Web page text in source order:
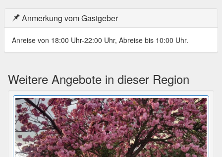
Anmerkung vom Gastgeber
Anreise von 18:00 Uhr-22:00 Uhr, Abreise bis 10:00 Uhr.
Weitere Angebote in dieser Region